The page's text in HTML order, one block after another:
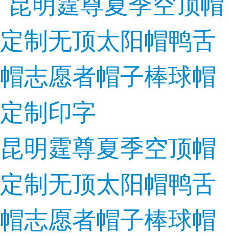
昆明霆尊夏季空顶帽
定制无顶太阳帽鸭舌
帽志愿者帽子棒球帽